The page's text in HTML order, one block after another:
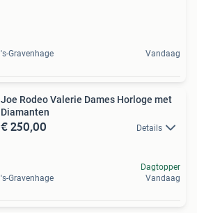
's-Gravenhage Vandaag
Joe Rodeo Valerie Dames Horloge met
Diamanten
€ 250,00 Details
's-Gravenhage
Dagtopper
Vandaag